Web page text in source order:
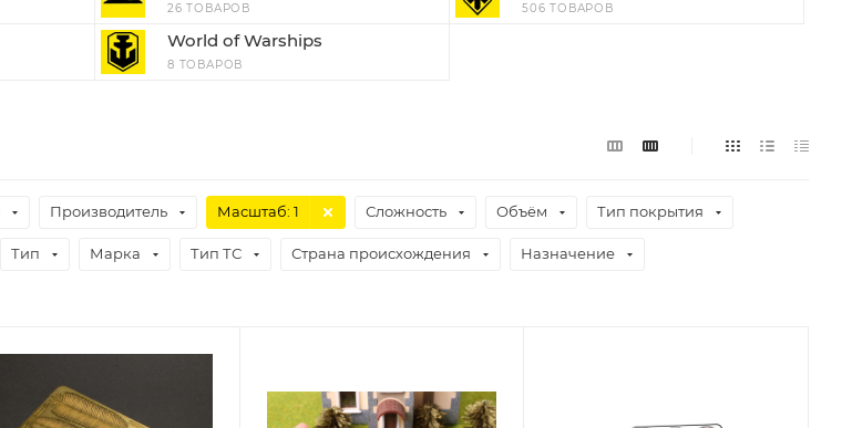
26 ТОВАРОВ 506 ТОВАРОВ
World of Warships
8 ТОВАРОВ
Производитель Масштаб: 1 Сложность Объём Тип покрытия
Тип Марка Тип ТС Страна происхождения Назначение